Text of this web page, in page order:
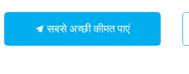
सबसे अच्छी कीमत पाएं